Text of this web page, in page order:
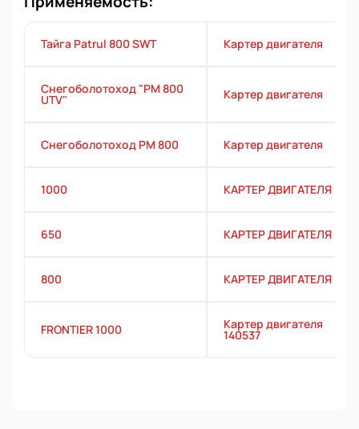
Тайга Patrul 800 SWT Картер двигателя
Снегоболотоход "РМ 800
UTV" Картер двигателя
Снегоболотоход РМ 800 Картер двигателя
1000 КАРТЕР ДВИГАТЕЛЯ
650 КАРТЕР ДВИГАТЕЛЯ
800 КАРТЕР ДВИГАТЕЛЯ
FRONTIER 1000 Картер двигателя
140537